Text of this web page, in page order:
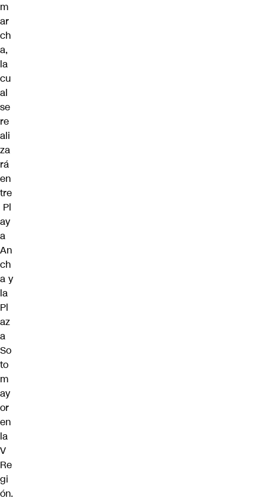
m
ar
ch
a,
la
cu
al
se
re
ali
za
rá
en
tre
Pl
ay
a
An
ch
a y
la
Pl
az
a
So
to
m
ay
or
en
la
V
Re
gi
ón.